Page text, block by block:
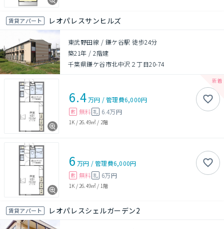
賃貸アパート レオパレスサンヒルズ
東武野田線 / 鎌ケ谷駅 徒歩24分
築21年 /2階建
千葉県鎌ケ谷市北中沢２丁目20-74
6.4万円 /管理費6,000円
敷 無料 礼 6.4万円
1K / 26.49㎡ / 2階
6 万円 /管理費6,000円
敷 無料 礼 6万円
1K / 26.49㎡ / 1階
賃貸アパート レオパレスシェルガーデン2